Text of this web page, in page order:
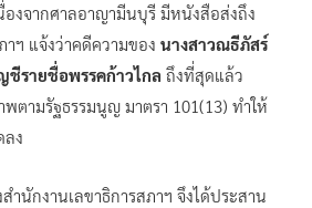
งจากศาลอาญามีนบุรี มีหนังสือส่งถึง
าฯ แจ้งว่าคดีความของ นางสาวณธีภัสร์
รายชื่อพรรคก้าวไกล ถึงที่สุดแล้ว
ตามรัฐธรรมนูญ มาตรา 101(13) ทำให้
ง
ำนักงานเลขาธิการสภาฯ จึงได้ประสาน